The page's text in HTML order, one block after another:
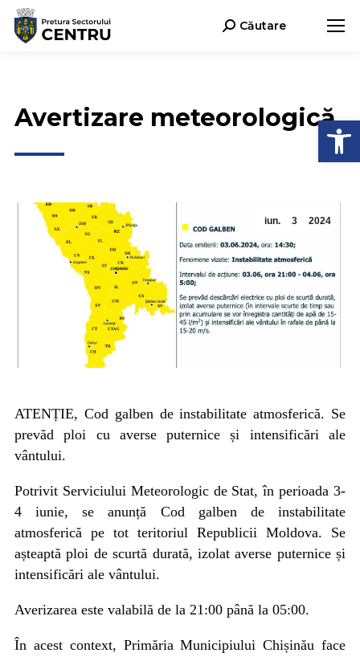
Search:Căutare
Avertizare meteorologică
iun. 3 2024
ATENȚIE, Cod galben de instabilitate atmosferică. Se
prevăd ploi cu averse puternice și intensificări ale
vântului.
Potrivit Serviciului Meteorologic de Stat, în perioada 3-
4 iunie, se anunță Cod galben de instabilitate
atmosferică pe tot teritoriul Republicii Moldova. Se
așteaptă ploi de scurtă durată, izolat averse puternice și
intensificări ale vântului.
Averizarea este valabilă de la 21:00 până la 05:00.
În acest context, Primăria Municipiului Chișinău face